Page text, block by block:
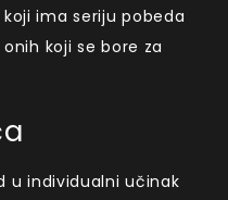
ima seriju pobeda
koji se bore za
u individualni učinak